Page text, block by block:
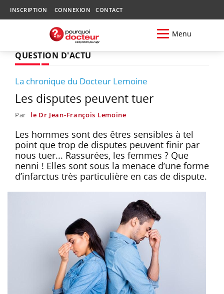
INSCRIPTION CONNEXION CONTACT
Menu
QUESTION D'ACTU
La chronique du Docteur Lemoine
Les disputes peuvent tuer
Par le Dr Jean-François Lemoine
Les hommes sont des êtres sensibles à tel
point que trop de disputes peuvent finir par
nous tuer... Rassurées, les femmes ? Que
nenni ! Elles sont sous la menace d’une forme
d’infarctus très particulière en cas de dispute.